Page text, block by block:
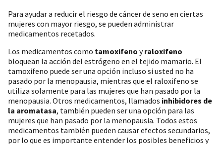
Para ayudar a reducir el riesgo de cáncer de seno en ciertas
mujeres con mayor riesgo, se pueden administrar
medicamentos recetados.
Los medicamentos como tamoxifeno yraloxifeno
bloquean la acción del estrógeno en el tejido mamario. El
tamoxifeno puede ser una opción incluso si usted no ha
pasado por la menopausia, mientras que el raloxifeno se
utiliza solamente para las mujeres que han pasado por la
menopausia. Otros medicamentos, llamados inhibidores de
la aromatasa, también pueden ser una opción para las
mujeres que han pasado por la menopausia. Todos estos
medicamentos también pueden causar efectos secundarios,
por lo que es importante entender los posibles beneficios y